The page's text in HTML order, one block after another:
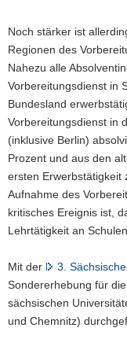
Noch stärker ist
Regionen des
Nahezu alle
Vorbereitungsdienst in
Bundesland
Vorbereitungsdienst in
(inklusive Berlin)
Prozent und aus den
ersten Erwerbstätigkeit
Aufnahme des
kritisches Ereignis ist,
Lehrtätigkeit an
Mit der 3.
Sondererhebung für
sächsischen
und Chemnitz)